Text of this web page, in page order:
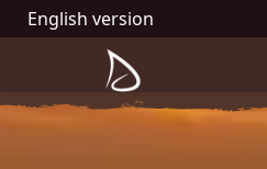
English version